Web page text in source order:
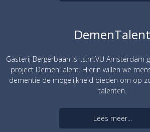
DemenTalent
Gasterij Bergerbaan is i.s.m.VU Amsterdam
project DemenTalent. Hierin willen we
dementie de mogelijkheid bieden om op
talenten.
Lees meer...